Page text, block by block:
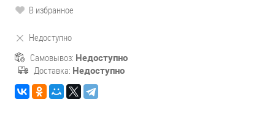
В избранное
Недоступно
Самовывоз: Недоступно
Доставка: Недоступно